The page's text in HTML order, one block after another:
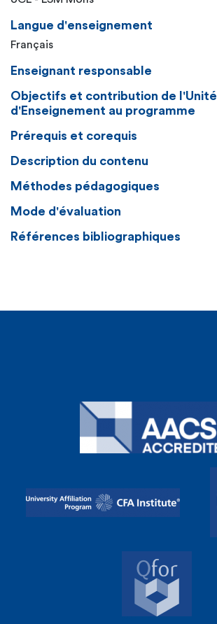
Langue d'enseignement
Français
Enseignant responsable
Objectifs et contribution de l'Unité
d'Enseignement au programme
Prérequis et corequis
Description du contenu
Méthodes pédagogiques
Mode d'évaluation
Références bibliographiques